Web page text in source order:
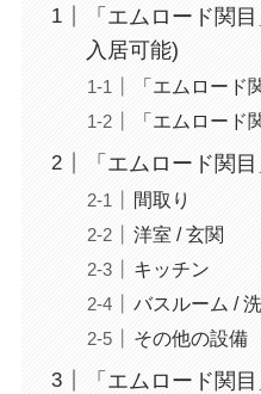
「エムロード関
入居可能)
「エムロード
「エムロード
「エムロード関
間取り
洋室 / 玄関
キッチン
バスルーム /
その他の設備
「エムロード関